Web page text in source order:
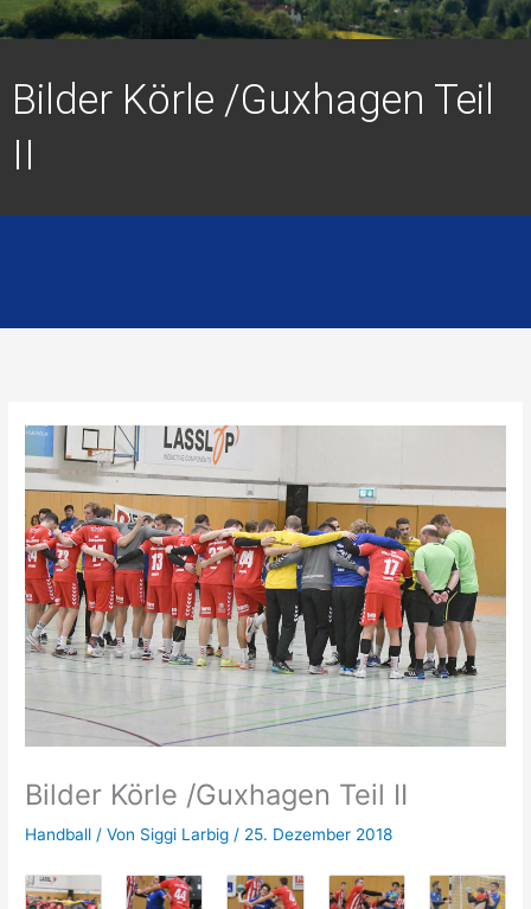
Bilder Körle /Guxhagen Teil
II
Bilder Körle /Guxhagen Teil II
Handball / Von Siggi Larbig/ 25. Dezember 2018